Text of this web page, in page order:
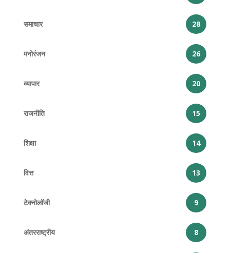
समाचार 28
मनोरंजन 26
व्यापार 20
राजनीति 15
शिक्षा 14
वित्त 13
टेक्नोलॉजी 9
अंतरराष्ट्रीय 8